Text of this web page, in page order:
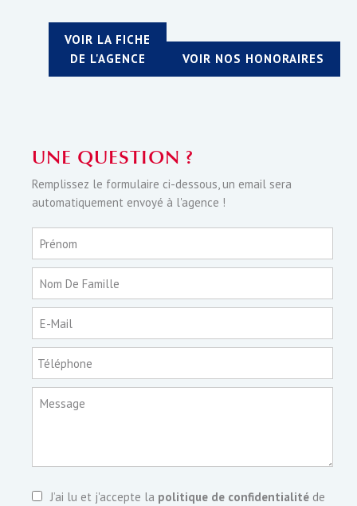
VOIR LA FICHE
DE L'AGENCE
VOIR NOS HONORAIRES
UNE QUESTION ?
Remplissez le formulaire ci-dessous, un email sera
automatiquement envoyé à l'agence !
Prénom
Nom De Famille
E-Mail
Téléphone
Message
J’ai lu et j'accepte la politique de confidentialité de